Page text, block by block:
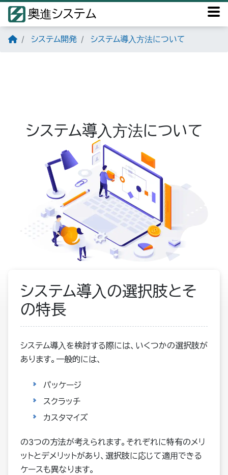
奥進システム
システム開発 システム導入方法について
システム導入方法について
システム導入の選択肢とそ
の特長
システム導入を検討する際には、いくつかの選択肢が
あります。一般的には、
パッケージ
スクラッチ
カスタマイズ
の3つの方法が考えられます。それぞれに特有のメリ
ットとデメリットがあり、選択肢に応じて適用できる
ケースも異なります。